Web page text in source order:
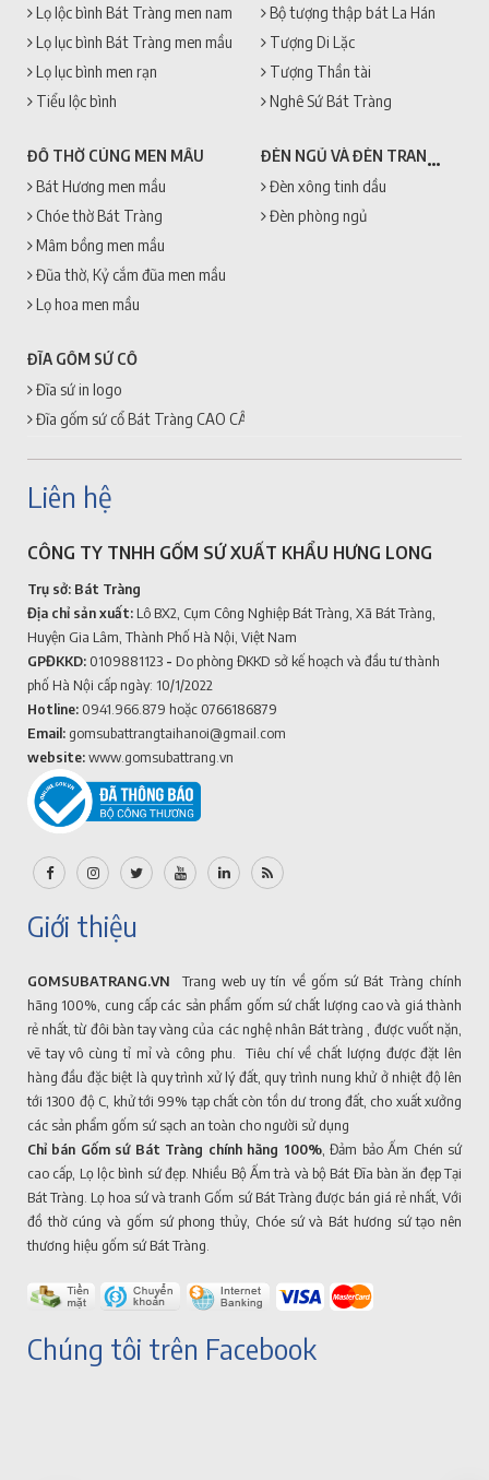
Lọ lộc bình Bát Tràng men nam
Lọ lục bình Bát Tràng men mầu
Lọ lục bình men rạn
Tiểu lộc bình
Bộ tượng thập bát La Hán
Tượng Di Lặc
Tượng Thần tài
Nghê Sứ Bát Tràng
ĐỒ THỜ CÚNG MEN MẦU
Bát Hương men mầu
Chóe thờ Bát Tràng
Mâm bồng men mầu
Đũa thờ, Kỷ cắm đũa men mầu
Lọ hoa men mầu
ĐÈN NGỦ VÀ ĐÈN TRANG TRÍ
Đèn xông tinh dầu
Đèn phòng ngủ
ĐĨA GỐM SỨ CỔ
Đĩa sứ in logo
Đĩa gốm sứ cổ Bát Tràng CAO CẤP + GIÁ RẺ
Liên hệ
CÔNG TY TNHH GỐM SỨ XUẤT KHẨU HƯNG LONG
Trụ sở: Bát Tràng
Địa chỉ sản xuất: Lô BX2, Cụm Công Nghiệp Bát Tràng, Xã Bát Tràng,
Huyện Gia Lâm, Thành Phố Hà Nội, Việt Nam
GPĐKKD: 0109881123 - Do phòng ĐKKD sở kế hoạch và đầu tư thành
phố Hà Nội cấp ngày: 10/1/2022
Hotline: 0941.966.879 hoặc 0766186879
Email: gomsubattrangtaihanoi@gmail.com
website:www.gomsubattrang.vn
Giới thiệu
GOMSUBATRANG.VN Trang web uy tín về gốm sứ Bát Tràng chính
hãng 100%, cung cấp các sản phẩm gốm sứ chất lượng cao và giá thành
rẻ nhất, từ đôi bàn tay vàng của các nghệ nhân Bát tràng , được vuốt nặn,
vẽ tay vô cùng tỉ mỉ và công phu. Tiêu chí về chất lượng được đặt lên
hàng đầu đặc biệt là quy trình xử lý đất, quy trình nung khử ở nhiệt độ lên
tới 1300 độ C, khử tới 99% tạp chất còn tồn dư trong đất, cho xuất xưởng
các sản phẩm gốm sứ sạch an toàn cho người sử dụng
Chỉ bán Gốm sứ Bát Tràng chính hãng 100%, Đảm bảo Ấm Chén sứ
cao cấp, Lọ lộc bình sứ đẹp. Nhiều Bộ Ấm trà và bộ Bát Đĩa bàn ăn đẹp Tại
Bát Tràng. Lọ hoa sứ và tranh Gốm sứ Bát Tràng được bán giá rẻ nhất, Với
đồ thờ cúng và gốm sứ phong thủy, Chóe sứ và Bát hương sứ tạo nên
thương hiệu gốm sứ Bát Tràng.
Chúng tôi trên Facebook